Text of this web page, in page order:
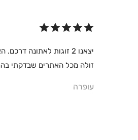
יצאנו 2 זוגות
זולה מכל האתרים שבדקתי
עופרה